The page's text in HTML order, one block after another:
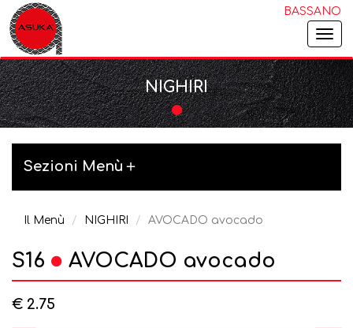
BASSANO
NIGHIRI
Sezioni Menù
Il Menù NIGHIRI AVOCADO avocado
S16 AVOCADO avocado
€ 2.75